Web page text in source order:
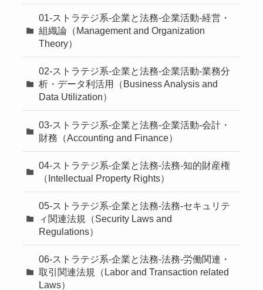
01-ストラテジ系-企業と法務-企業活動-経営・
組織論（Management and Organization
Theory）
02-ストラテジ系-企業と法務-企業活動-業務分
析・データ利活用（Business Analysis and
Data Utilization）
03-ストラテジ系-企業と法務-企業活動-会計・
財務（Accounting and Finance）
04-ストラテジ系-企業と法務-法務-知的財産権
（Intellectual Property Rights）
05-ストラテジ系-企業と法務-法務-セキュリテ
ィ関連法規（Security Laws and
Regulations）
06-ストラテジ系-企業と法務-法務-労働関連・
取引関連法規（Labor and Transaction related
Laws）